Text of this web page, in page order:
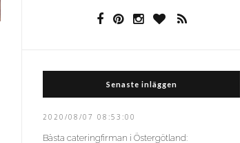
Senaste inläggen
2020/08/07 08:53:00
Bästa cateringfirman i Östergötland: